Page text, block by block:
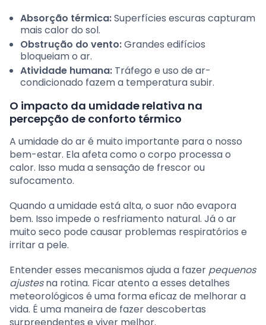
Absorção térmica:Superfícies escuras capturam
mais calor do sol.
Obstrução do vento:Grandes edifícios
bloqueiam o ar.
Atividade humana: Tráfego e uso de ar-
condicionado fazem a temperatura subir.
O impacto da umidade relativa na
percepção de conforto térmico
A umidade do ar é muito importante para o nosso
bem-estar. Ela afeta como o corpo processa o
calor. Isso muda a sensação de frescor ou
sufocamento.
Quando a umidade está alta, o suor não evapora
bem. Isso impede o resfriamento natural. Já o ar
muito seco pode causar problemas respiratórios e
irritar a pele.
Entender esses mecanismos ajuda a fazer pequenos
ajustesna rotina. Ficar atento a esses detalhes
meteorológicos é uma forma eficaz de melhorar a
vida. É uma maneira de fazer descobertas